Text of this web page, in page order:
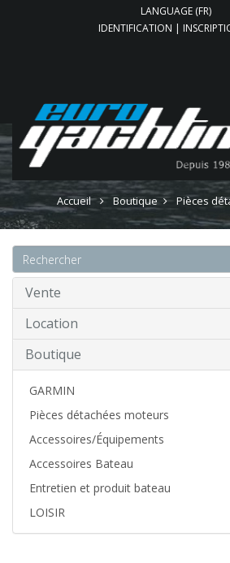
LANGUAGE (FR)
IDENTIFICATION |
PIÈCES
Accueil Boutique Pièces
Vente
Location
Boutique
GARMIN
Pièces détachées moteurs
Accessoires/Équipements
Accessoires Bateau
Entretien et produit bateau
LOISIR